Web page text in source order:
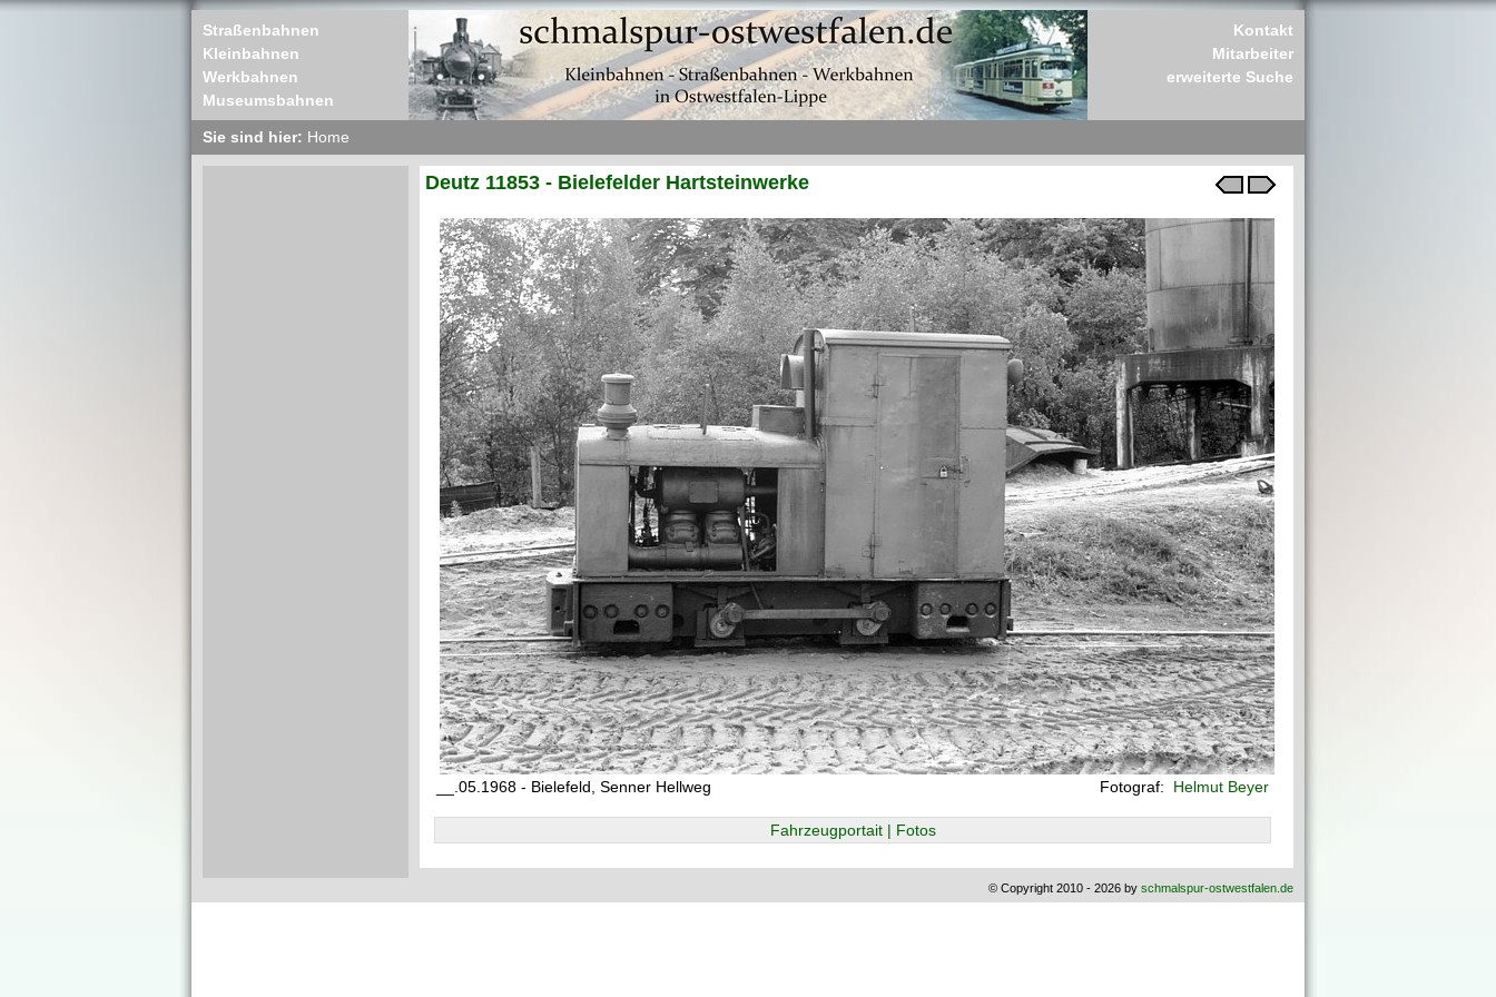
Straßenbahnen
Kleinbahnen
Werkbahnen
Museumsbahnen
Kontakt
Mitarbeiter
erweiterte Suche
Sie sind hier: Home
Deutz 11853 - Bielefelder Hartsteinwerke
__.05.1968 - Bielefeld, Senner Hellweg Fotograf: Helmut Beyer
Fahrzeugportait | Fotos
© Copyright 2010 - 2026 by schmalspur-ostwestfalen.de